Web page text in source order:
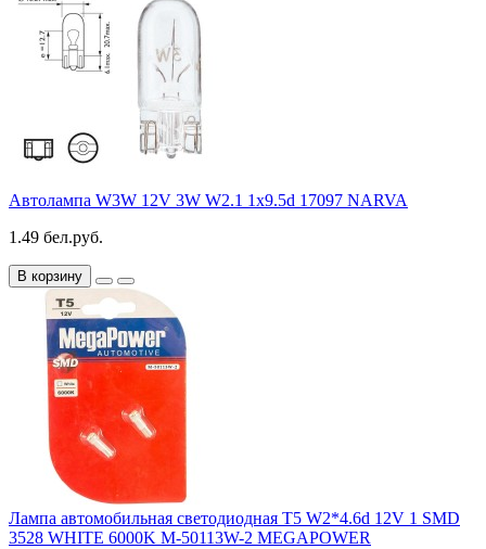
Автолампа W3W 12V 3W W2.1 1x9.5d 17097 NARVA
1.49 бел.руб.
В корзину
Лампа автомобильная светодиодная T5 W2*4.6d 12V 1 SMD
3528 WHITE 6000K M-50113W-2 MEGAPOWER